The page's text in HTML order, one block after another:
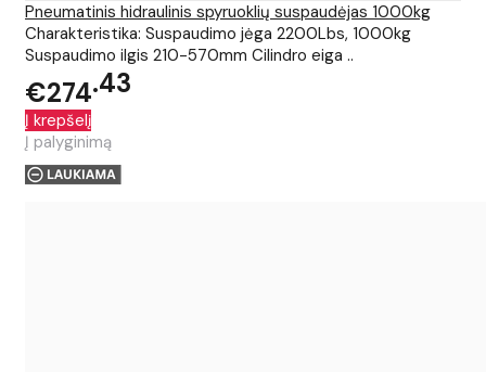
Pneumatinis hidraulinis spyruoklių suspaudėjas 1000kg
Charakteristika: Suspaudimo jėga 2200Lbs, 1000kg
Suspaudimo ilgis 210-570mm Cilindro eiga ..
€274 43
Į krepšelį
Į palyginimą